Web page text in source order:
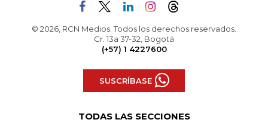
© 2026, RCN Medios. Todos los derechos reservados.
Cr. 13a 37-32, Bogotá
(+57) 1 4227600
SUSCRÍBASE
TODAS LAS SECCIONES